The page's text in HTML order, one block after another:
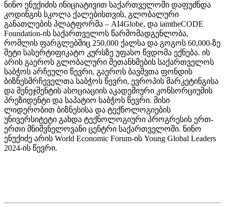
ნინო ენუქიძის ინიციატივით საქართველოში დაფუძნდა
კოდინგის სკოლა ქალებისთვის, გლობალური
განათლების პლატფორმა – AI4Globe, და iamtheCODE
Foundation-ის საქართველოს წარმომადგენლობა,
რომლის ფარგლებშიც 250,000 ქალსა და გოგოს 60,000-ზე
მეტი სასერტიფიკატო კურსზე უფასო წვდომა ექნება. ის
არის გაეროს გლობალური შეთანხმების საქართველოს
საბჭოს არჩეული წევრი, გაეროს ბავშვთა ფონდის
ბიზნესმრჩეველთა საბჭოს წევრი, ევროპის მარკეტინგისა
და მენეჯმენტის ასოციაციის აკადემიური კონსორციუმის
პრეზიდენტი და საპატიო საბჭოს წევრი. მისი
ლიდერობით ბიზნესისა და ტექნოლოგიების
უნივერსიტეტი გახდა ტექნოლოგიური პროგრესის ერთ-
ერთი მნიშვნელოვანი ცენტრი საქართველოში. ნინო
ენუქიძე არის World Economic Forum-ის Young Global Leaders
2024-ის წევრი.